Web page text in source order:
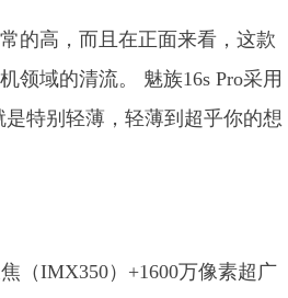
的高，而且在正面来看，这款
领域的清流。 魅族16s Pro采用
特别轻薄，轻薄到超乎你的想
（IMX350）+1600万像素超广